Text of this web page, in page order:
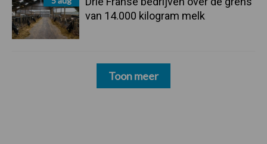
van 14.000 kilogram melk
Toon meer